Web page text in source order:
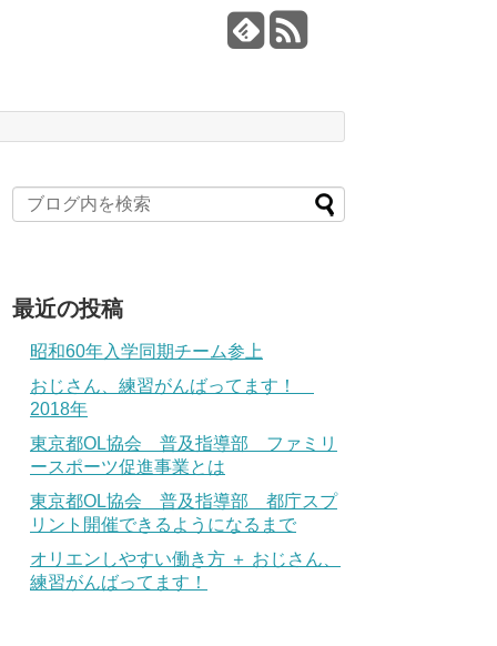
最近の投稿
昭和60年入学同期チーム参上
おじさん、練習がんばってます！
2018年
東京都OL協会 普及指導部 ファミリ
ースポーツ促進事業とは
東京都OL協会 普及指導部 都庁スプ
リント開催できるようになるまで
オリエンしやすい働き方 ＋ おじさん、
練習がんばってます！